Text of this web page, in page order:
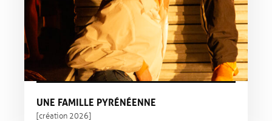
UNE FAMILLE PYRÉNÉENNE
[création 2026]